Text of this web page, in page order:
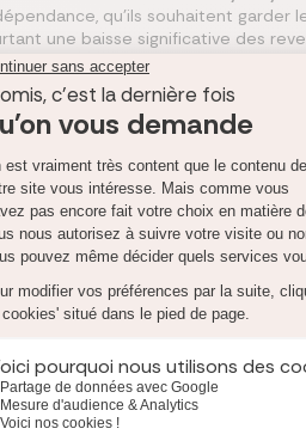
qu’ils souhaitent garder
une baisse significative des
à un minimum légal
pour les assureurs d'imposer
permet de circuler. Seul un
pour absence de titre de conduite,
avec l’avancée de l’âge est
inévitables interviennent et
sont des conséquences
sinistres que la plupart des
qui ne sont
a plusieurs années ou
sécurité offertes par les séniors.